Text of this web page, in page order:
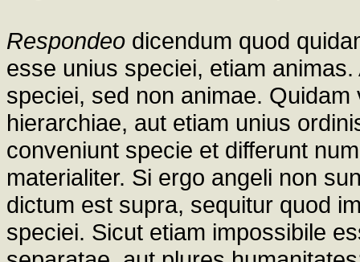
Respondeo dicendum quod
esse unius speciei, etiam
speciei, sed non animae.
hierarchiae, aut etiam unius
conveniunt specie et differunt
materialiter. Si ergo angeli non
dictum est supra, sequitur quod
speciei. Sicut etiam impossibile